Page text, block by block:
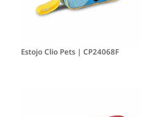
Estojo Clio Pets | CP24068F